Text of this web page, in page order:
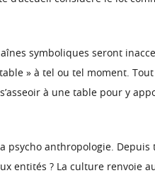
symboliques seront
» à tel ou tel moment. Tout
à une table pour y
psycho anthropologie. Depuis
entités ? La culture renvoie